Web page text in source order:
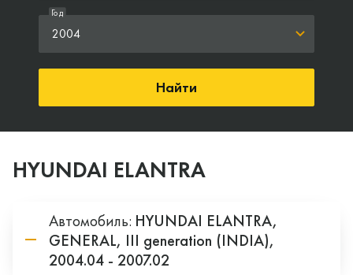
2004
Год
Найти
HYUNDAI ELANTRA
Автомобиль: HYUNDAI ELANTRA,
GENERAL, III generation (INDIA),
2004.04 - 2007.02